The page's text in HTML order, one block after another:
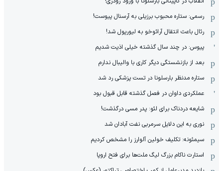
رسمی: ستاره محبوب برزیلی به آرسنال پیوست!
رئال باعث انتقال آرائوخو به لیورپول شد!
پیوس: در چند سال گذشته خیلی اذیت شدیم
بعد از بازنشستگی دیگر کاری با والیبال ندارم
ستاره مدنظر بارسلونا در تست پزشکی رد شد
عملکردی داوان در فصل گذشته قابل قبول بود
شایعه دردناک برای لئو: پدر مسی درگذشت!
نوری به این دلایل سرمربی نفت آبادان شد
سیمئونه: تکلیف خولین آلوارز را مشخص کردیم
استارت ناکام بزرگ لیگ ملت‌ها برای فتح اروپا